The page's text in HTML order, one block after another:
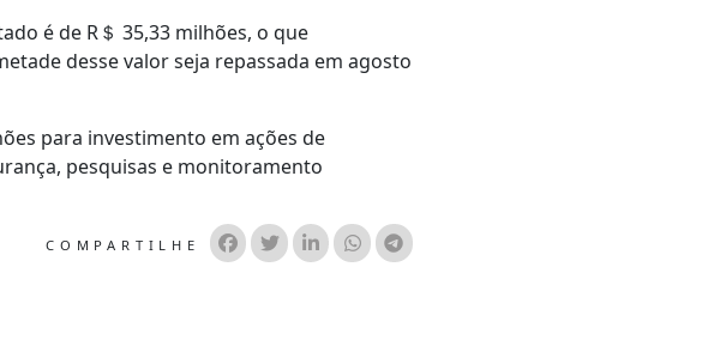
é de R＄ 35,33 milhões, o que
desse valor seja repassada em agosto
para investimento em ações de
pesquisas e monitoramento
COMPARTILHE